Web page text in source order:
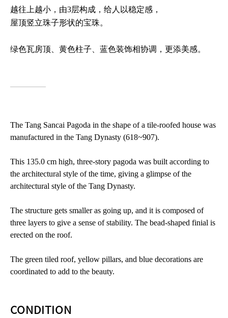
越往上越小，由3层构成，给人以稳定感，
屋顶竖立珠子形状的宝珠。
绿色瓦房顶、黄色柱子、蓝色装饰相协调，更添美感。
━━━━━
The Tang Sancai Pagoda in the shape of a tile-roofed house was
manufactured in the Tang Dynasty (618~907).
This 135.0 cm high, three-story pagoda was built according to
the architectural style of the time, giving a glimpse of the
architectural style of the Tang Dynasty.
The structure gets smaller as going up, and it is composed of
three layers to give a sense of stability. The bead-shaped finial is
erected on the roof.
The green tiled roof, yellow pillars, and blue decorations are
coordinated to add to the beauty.
CONDITION